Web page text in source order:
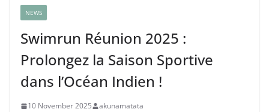
NEWS
Swimrun Réunion 2025 :
Prolongez la Saison Sportive
dans l’Océan Indien !
10 November 2025 akunamatata